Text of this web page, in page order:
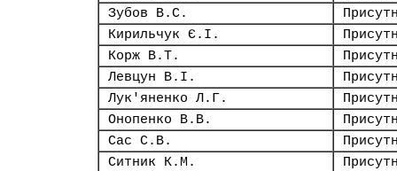
Зубов В.С.
Кирильчук Є.І.
Корж В.Т.
Левцун В.І.
Лук'яненко Л.Г.
Онопенко В.В.
Сас С.В.
Ситник К.М.